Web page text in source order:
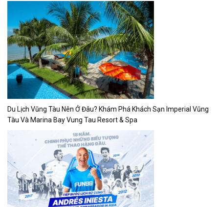
Du Lịch Vũng Tàu Nên Ở Đâu? Khám Phá Khách Sạn Imperial Vũng
Tàu Và Marina Bay Vung Tau Resort & Spa